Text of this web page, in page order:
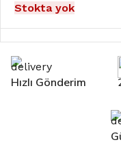
Stokta yok
Hızlı Gönderim